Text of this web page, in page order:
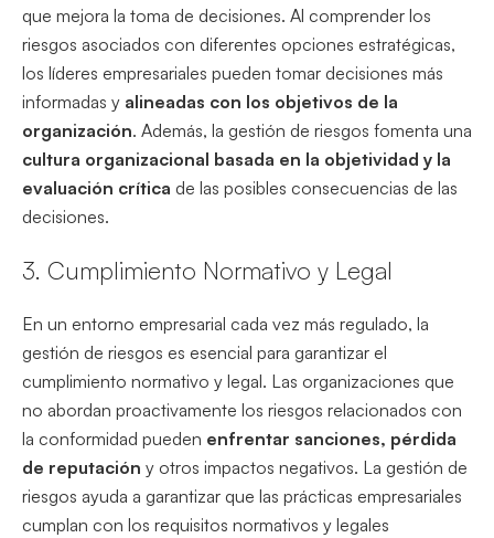
que mejora la toma de decisiones. Al comprender los
riesgos asociados con diferentes opciones estratégicas,
los líderes empresariales pueden tomar decisiones más
informadas y alineadas con los objetivos de la
organización. Además, la gestión de riesgos fomenta una
cultura organizacional basada en la objetividad y la
evaluación crítica de las posibles consecuencias de las
decisiones.
3. Cumplimiento Normativo y Legal
En un entorno empresarial cada vez más regulado, la
gestión de riesgos es esencial para garantizar el
cumplimiento normativo y legal. Las organizaciones que
no abordan proactivamente los riesgos relacionados con
la conformidad pueden enfrentar sanciones, pérdida
de reputación y otros impactos negativos. La gestión de
riesgos ayuda a garantizar que las prácticas empresariales
cumplan con los requisitos normativos y legales